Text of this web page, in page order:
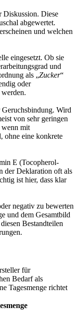
Diskussion. Diese
abgewertet.
und welchen
eingesetzt. Ob sie
und
als „Zucker“
oder
Wird
von sehr geringen
wenn mit
ohne eine konkrete
E (Tocopherol-
der Deklaration oft als
ist hier, dass klar
negativ zu bewerten
und dem Gesamtbild
Bestandteilen
für
Bedarf als
Tagesmenge richtet